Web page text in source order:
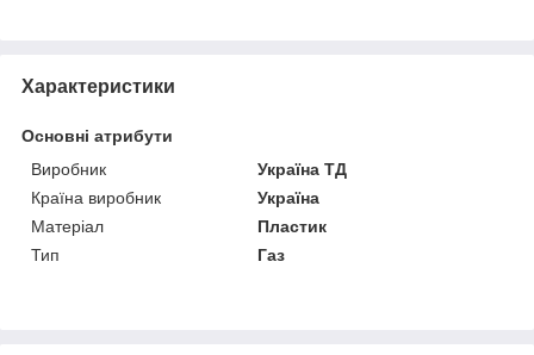
Характеристики
Основні атрибути
Виробник
Україна ТД
Країна виробник
Україна
Матеріал
Пластик
Тип
Газ